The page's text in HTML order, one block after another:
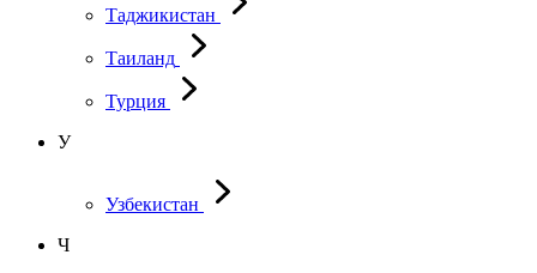
Таджикистан
Таиланд
Турция
У
Узбекистан
Ч